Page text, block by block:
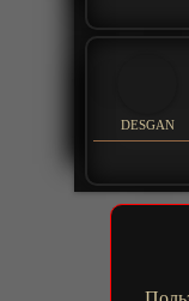
DESGAN